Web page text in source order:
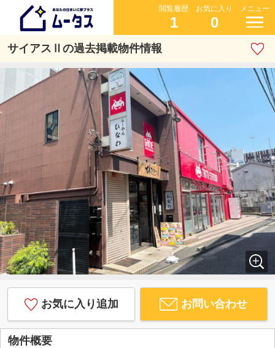
閲覧履歴
1
お気に入り
0
メニュー
サイアスⅡの過去掲載物件情報
お気に入り追加 お問い合わせ
物件概要